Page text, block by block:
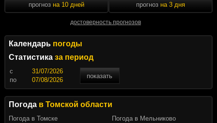
прогноз на 10 дней
достоверность прогнозов
прогноз на 3 дня
Календарь погоды
Статистика за период
c
показать
по
Погода в Томской области
Погода в Томске
Погода в Мельниково